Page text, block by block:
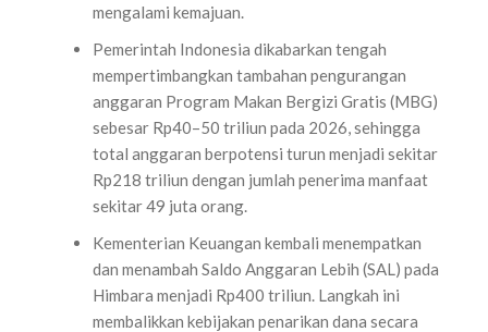
mengalami kemajuan.
Pemerintah Indonesia dikabarkan tengah
mempertimbangkan tambahan pengurangan
anggaran Program Makan Bergizi Gratis (MBG)
sebesar Rp40–50 triliun pada 2026, sehingga
total anggaran berpotensi turun menjadi sekitar
Rp218 triliun dengan jumlah penerima manfaat
sekitar 49 juta orang.
Kementerian Keuangan kembali menempatkan
dan menambah Saldo Anggaran Lebih (SAL) pada
Himbara menjadi Rp400 triliun. Langkah ini
membalikkan kebijakan penarikan dana secara